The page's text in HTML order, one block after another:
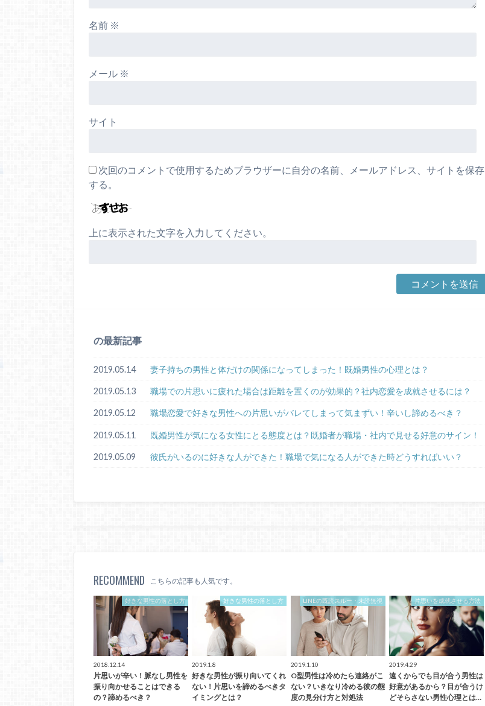
名前 ※
メール ※
サイト
次回のコメントで使用するためブラウザーに自分の名前、メールアドレス、サイトを保存
する。
上に表示された文字を入力してください。
の最新記事
2019.05.14 妻子持ちの男性と体だけの関係になってしまった！既婚男性の心理とは？
2019.05.13 職場での片思いに疲れた場合は距離を置くのが効果的？社内恋愛を成就させるには？
2019.05.12 職場恋愛で好きな男性への片思いがバレてしまって気まずい！辛いし諦めるべき？
2019.05.11 既婚男性が気になる女性にとる態度とは？既婚者が職場・社内で見せる好意のサイン！
2019.05.09 彼氏がいるのに好きな人ができた！職場で気になる人ができた時どうすればいい？
RECOMMEND こちらの記事も人気です。
好きな男性の落とし方
2018.12.14
片思いが辛い！脈なし男性を
振り向かせることはできる
の？諦めるべき？
好きな男性の落とし方
2019.1.8
好きな男性が振り向いてくれ
ない！片思いを諦めるべきタ
イミングとは？
LINEの既読スルー・未読無視
2019.1.10
O型男性は冷めたら連絡がこ
ない？いきなり冷める彼の態
度の見分け方と対処法
片思いを成就させる方法
2019.4.29
遠くからでも目が合う男性は
好意があるから？目が合うけ
どそらさない男性心理とは…